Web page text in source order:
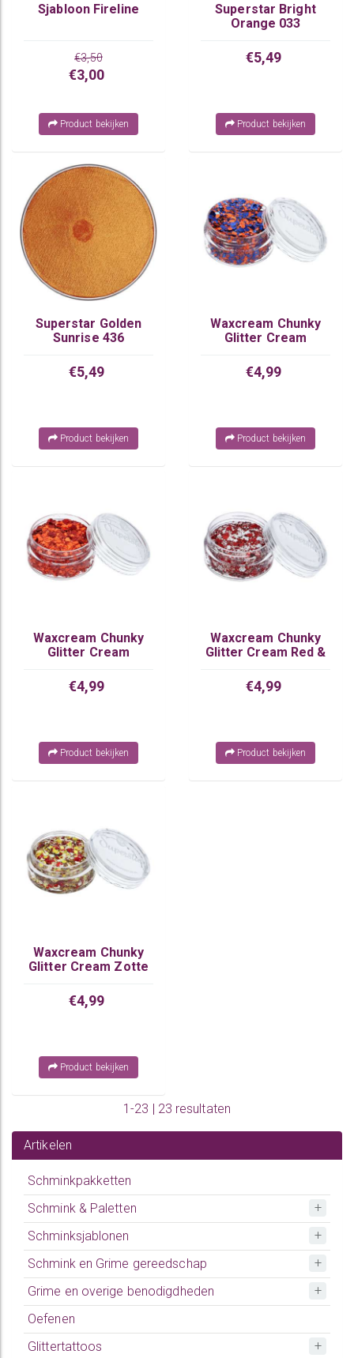
Sjabloon Fireline
€3,50
€3,00
Product bekijken
Superstar Bright
Orange 033
€5,49
Product bekijken
Superstar Golden
Sunrise 436
€5,49
Product bekijken
Waxcream Chunky
Glitter Cream
€4,99
Product bekijken
Waxcream Chunky
Glitter Cream
€4,99
Product bekijken
Waxcream Chunky
Glitter Cream Red &
€4,99
Product bekijken
Waxcream Chunky
Glitter Cream Zotte
€4,99
Product bekijken
1-23 | 23 resultaten
Artikelen
Schminkpakketten
Schmink & Paletten
Schminksjablonen
Schmink en Grime gereedschap
Grime en overige benodigdheden
Oefenen
Glittertattoos